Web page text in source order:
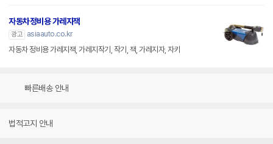
자동차정비용 가레지잭
광고
asiaauto.co.kr
자동차 정비용 가레지잭, 가레지작기, 작기, 잭, 가레지자, 자키
빠른배송 안내
법적고지 안내